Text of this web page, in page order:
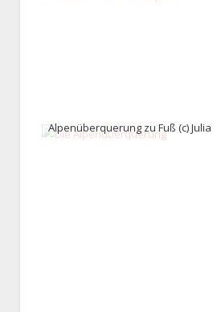
Alpenüberquerung zu Fuß (c)